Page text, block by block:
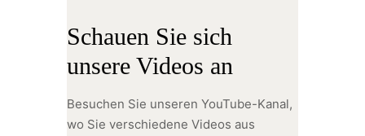
Schauen Sie sich
unsere Videos an
Besuchen Sie unseren YouTube-Kanal,
wo Sie verschiedene Videos aus